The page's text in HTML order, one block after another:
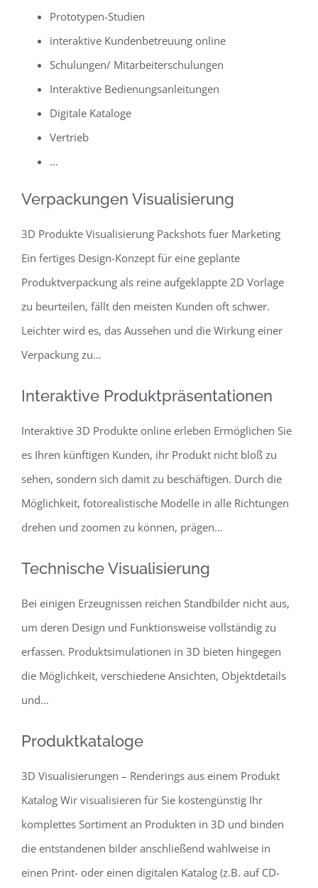
Prototypen-Studien
interaktive Kundenbetreuung online
Schulungen/ Mitarbeiterschulungen
Interaktive Bedienungsanleitungen
Digitale Kataloge
Vertrieb
…
Verpackungen Visualisierung
3D Produkte Visualisierung Packshots fuer Marketing
Ein fertiges Design-Konzept für eine geplante
Produktverpackung als reine aufgeklappte 2D Vorlage
zu beurteilen, fällt den meisten Kunden oft schwer.
Leichter wird es, das Aussehen und die Wirkung einer
Verpackung zu…
Interaktive Produktpräsentationen
Interaktive 3D Produkte online erleben Ermöglichen Sie
es Ihren künftigen Kunden, ihr Produkt nicht bloß zu
sehen, sondern sich damit zu beschäftigen. Durch die
Möglichkeit, fotorealistische Modelle in alle Richtungen
drehen und zoomen zu können, prägen…
Technische Visualisierung
Bei einigen Erzeugnissen reichen Standbilder nicht aus,
um deren Design und Funktionsweise vollständig zu
erfassen. Produktsimulationen in 3D bieten hingegen
die Möglichkeit, verschiedene Ansichten, Objektdetails
und…
Produktkataloge
3D Visualisierungen – Renderings aus einem Produkt
Katalog Wir visualisieren für Sie kostengünstig Ihr
komplettes Sortiment an Produkten in 3D und binden
die entstandenen bilder anschließend wahlweise in
einen Print- oder einen digitalen Katalog (z.B. auf CD-